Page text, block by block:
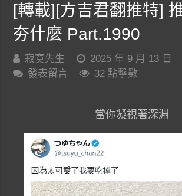
[轉載][方吉君翻推特]
夯什麼 Part.1990
寂寞先生 2025 年 9 月 13 日
發表留言
32 點擊數
當你凝視著深淵